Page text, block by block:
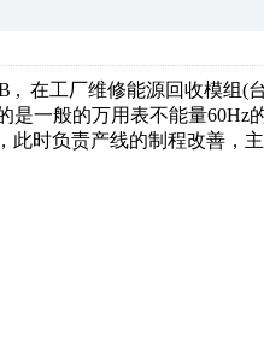
, 在工厂维修能源回收模组
是一般的万用表不能量60Hz
此时负责产线的制程改善，